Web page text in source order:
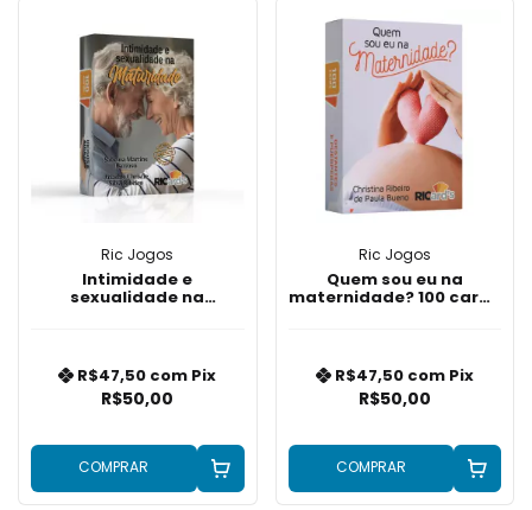
Ric Jogos
Intimidade e
sexualidade na
R$50,00
R$47,50 com Pix
COMPRAR
Ric Jogos
Quem sou eu na
maternidade? 100 cards
pós parto
R$50,00
R$47,50 com Pix
COMPRAR